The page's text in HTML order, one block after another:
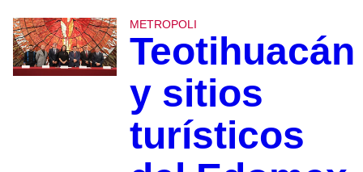
METROPOLI
Teotihuacán
y sitios
turísticos